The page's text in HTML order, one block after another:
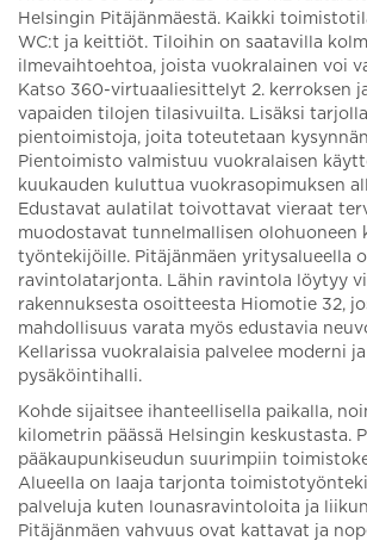
Helsingin Pitäjänmäestä. Kaikki
WC:t ja keittiöt. Tiloihin on saatavilla
ilmevaihtoehtoa, joista vuokralainen voi
Katso 360-virtuaaliesittelyt 2. kerroksen
vapaiden tilojen tilasivuilta. Lisäksi
pientoimistoja, joita toteutetaan
Pientoimisto valmistuu vuokralaisen
kuukauden kuluttua vuokrasopimuksen
Edustavat aulatilat toivottavat vieraat
muodostavat tunnelmallisen olohuoneen
työntekijöille. Pitäjänmäen yritysalueella
ravintolatarjonta. Lähin ravintola löytyy
rakennuksesta osoitteesta Hiomotie 32,
mahdollisuus varata myös edustavia
Kellarissa vuokralaisia palvelee moderni
pysäköintihalli.
Kohde sijaitsee ihanteellisella paikalla,
kilometrin päässä Helsingin keskustasta.
pääkaupunkiseudun suurimpiin
Alueella on laaja tarjonta
palveluja kuten lounasravintoloita ja
Pitäjänmäen vahvuus ovat kattavat ja